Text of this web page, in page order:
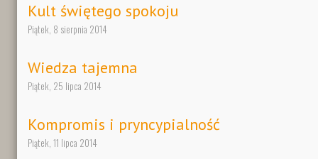
Kult świętego spokoju
Piątek, 8 sierpnia 2014
Wiedza tajemna
Piątek, 25 lipca 2014
Kompromis i pryncypialność
Piątek, 11 lipca 2014